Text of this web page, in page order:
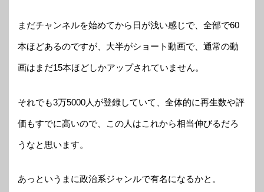
まだチャンネルを始めてから日が浅い感じで、全部で60
本ほどあるのですが、大半がショート動画で、通常の動
画はまだ15本ほどしかアップされていません。
それでも3万5000人が登録していて、全体的に再生数や評
価もすでに高いので、この人はこれから相当伸びるだろ
うなと思います。
あっというまに政治系ジャンルで有名になるかと。